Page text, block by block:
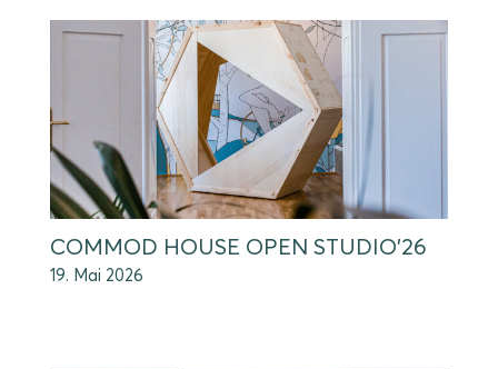
COMMOD HOUSE OPEN STUDIO’26
19. Mai 2026